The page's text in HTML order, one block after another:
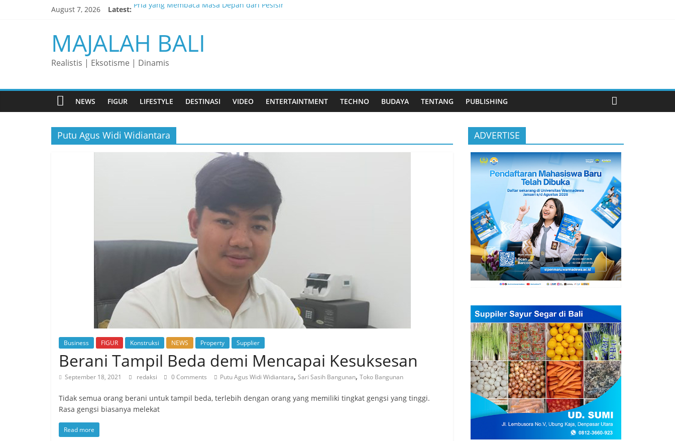
August 7, 2026 Latest: Pria yang Membaca Masa Depan dari Pesisir
Lelaki yang Mengubah Garis Menjadi Masa Depan
Matahari yang Lahir di Pulau Dewata
Perjalanan Panjang di Balik Rasa yang Dicintai Banyak Orang
MAJALAH BALI
Realistis | Eksotisme | Dinamis
NEWS FIGUR LIFESTYLE DESTINASI VIDEO ENTERTAINTMENT TECHNO BUDAYA TENTANG PUBLISHING
Putu Agus Widi Widiantara
Business FIGUR Konstruksi NEWS Property Supplier
Berani Tampil Beda demi Mencapai Kesuksesan
September 18, 2021 redaksi 0 Comments Putu Agus Widi Widiantara, Sari Sasih Bangunan, Toko Bangunan
Tidak semua orang berani untuk tampil beda, terlebih dengan orang yang memiliki tingkat gengsi yang tinggi.
Rasa gengsi biasanya melekat
Read more
ADVERTISE